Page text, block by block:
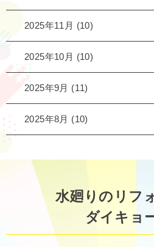
2025年11月 (10)
2025年10月 (10)
2025年9月 (11)
2025年8月 (10)
水廻りのリフ
ダイキョ